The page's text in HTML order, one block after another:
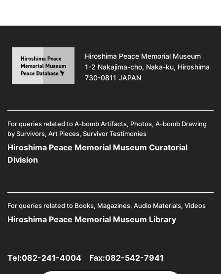
Hiroshima Peace Memorial Museum
1-2 Nakajima-cho, Naka-ku, Hiroshima
730-0811 JAPAN
For queries related to A-bomb Artifacts, Photos, A-bomb Drawing
by Survivors, Art Pieces, Survivor Testimonies
Hiroshima Peace Memorial Museum Curatorial
Division
For queries related to Books, Magazines, Audio Materials, Videos
Hiroshima Peace Memorial Museum Library
Tel:082-241-4004 Fax:082-542-7941